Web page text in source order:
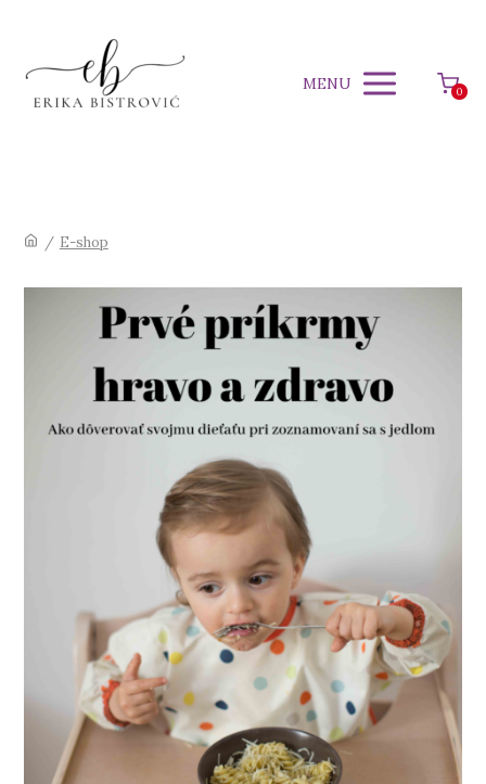
MENU 0
/ E-shop